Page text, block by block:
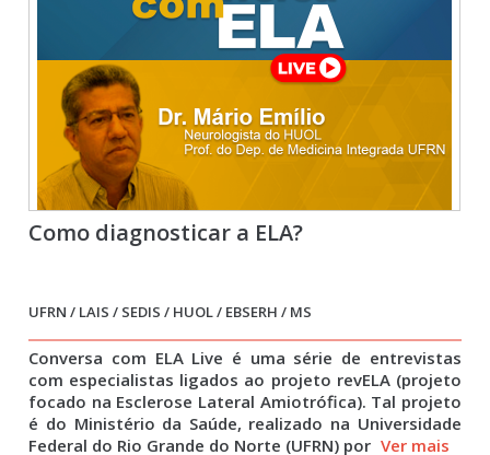
Como diagnosticar a ELA?
UFRN / LAIS / SEDIS / HUOL / EBSERH / MS
Conversa com ELA Live é uma série de entrevistas
com especialistas ligados ao projeto revELA (projeto
focado na Esclerose Lateral Amiotrófica). Tal projeto
é do Ministério da Saúde, realizado na Universidade
Federal do Rio Grande do Norte (UFRN) por Ver mais